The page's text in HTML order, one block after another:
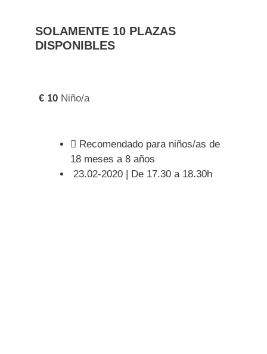
SOLAMENTE 10 PLAZAS
DISPONIBLES
€ 10 Niño/a
Recomendado para niños/as de
18 meses a 8 años
23.02-2020 | De 17.30 a 18.30h